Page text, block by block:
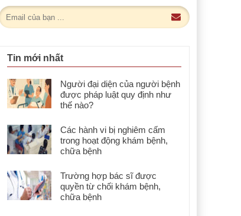
Tin mới nhất
Người đại diện của người bệnh
được pháp luật quy định như
thế nào?
Các hành vi bị nghiêm cấm
trong hoạt động khám bệnh,
chữa bệnh
Trường hợp bác sĩ được
quyền từ chối khám bệnh,
chữa bệnh